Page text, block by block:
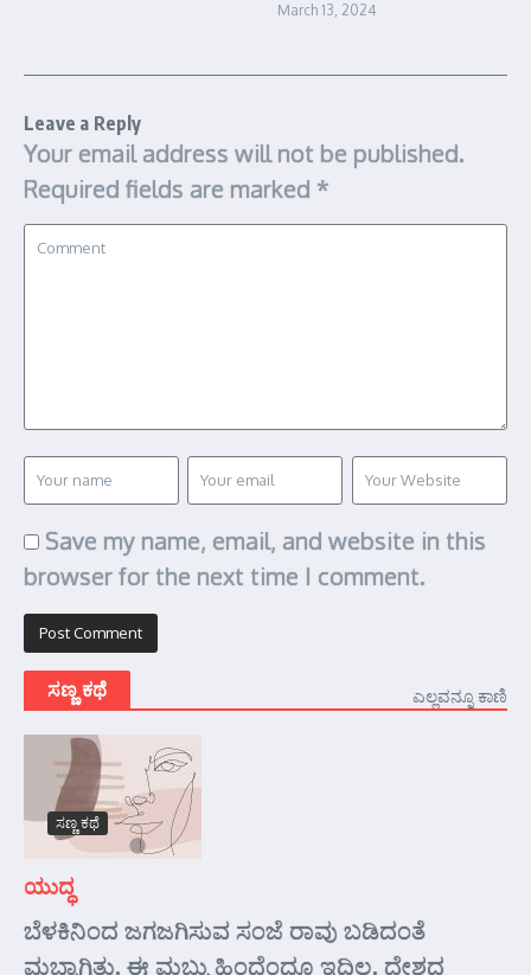
March 13, 2024
Leave a Reply
Your email address will not be published.
Required fields are marked *
Save my name, email, and website in this
browser for the next time I comment.
ಸಣ್ಣ ಕಥೆ ಎಲ್ಲವನ್ನೂ ಕಾಣಿ
ಸಣ್ಣ ಕಥೆ
ಯುದ್ಧ
ಬೆಳಕಿನಿಂದ ಜಗಜಗಿಸುವ ಸಂಜೆ ರಾವು ಬಡಿದಂತೆ
ಮಬ್ಬಾಗಿತ್ತು. ಈ ಮಬ್ಬು ಹಿಂದೆಂದೂ ಇದಿಲ್ಲ. ದೇಶದ